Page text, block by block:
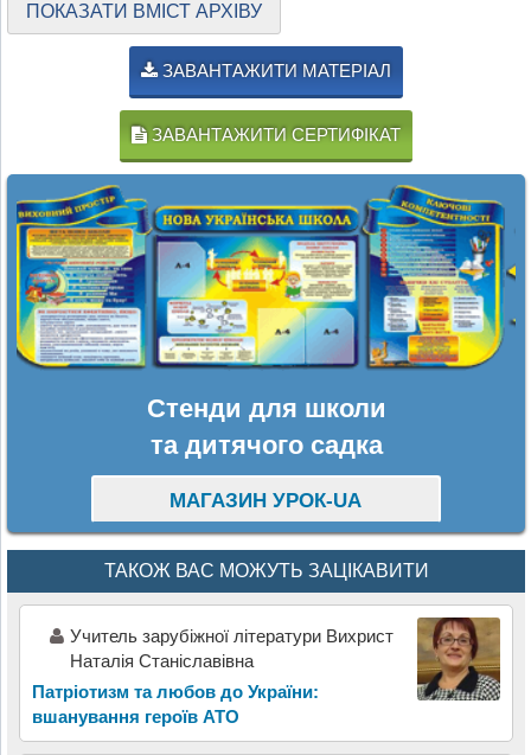
ПОКАЗАТИ ВМІСТ АРХІВУ
ЗАВАНТАЖИТИ МАТЕРІАЛ
ЗАВАНТАЖИТИ СЕРТИФІКАТ
Стенди для школи
та дитячого садка
МАГАЗИН УРОК-UA
ТАКОЖ ВАС МОЖУТЬ ЗАЦІКАВИТИ
Учитель зарубіжної літератури Вихрист
Наталія Станіславівна
Патріотизм та любов до України:
вшанування героїв АТО